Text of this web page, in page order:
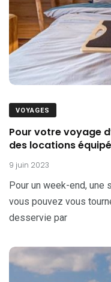
VOYAGES
Pour votre voyage
des locations
9 juin 2023
Pour un week-end, une
vous pouvez vous
desservie par